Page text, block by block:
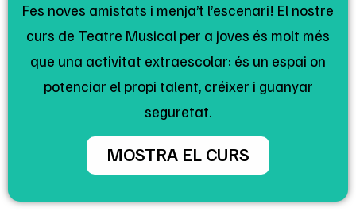
Fes noves amistats i menja’t l’escenari! El nostre
curs de Teatre Musical per a joves és molt més
que una activitat extraescolar: és un espai on
potenciar el propi talent, créixer i guanyar
seguretat.
MOSTRA EL CURS